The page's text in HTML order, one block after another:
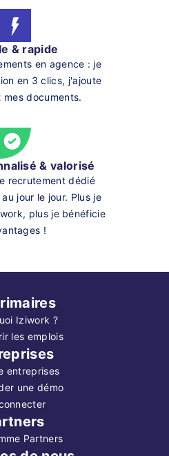
& rapide
en agence : je
en 3 clics, j'ajoute
mes documents.
& valorisé
recrutement dédié
jour le jour. Plus je
plus je bénéficie
!
Iziwork ?
les emplois
entreprises
une démo
Partners